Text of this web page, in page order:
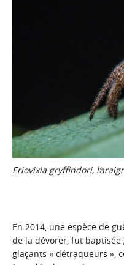
Eriovixia gryffindori,
En 2014, une espèce de
de la dévorer, fut baptisée
glaçants « détraqueurs »,